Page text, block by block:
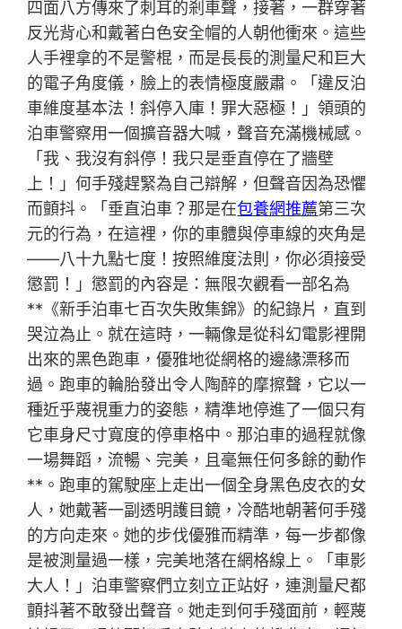
四面八方傳來了刺耳的剎車聲，接著，一群穿著
反光背心和戴著白色安全帽的人朝他衝來。這些
人手裡拿的不是警棍，而是長長的測量尺和巨大
的電子角度儀，臉上的表情極度嚴肅。「違反泊
車維度基本法！斜停入庫！罪大惡極！」領頭的
泊車警察用一個擴音器大喊，聲音充滿機械感。
「我、我沒有斜停！我只是垂直停在了牆壁
上！」何手殘趕緊為自己辯解，但聲音因為恐懼
而顫抖。「垂直泊車？那是在包養網推薦第三次
元的行為，在這裡，你的車體與停車線的夾角是
——八十九點七度！按照維度法則，你必須接受
懲罰！」懲罰的內容是：無限次觀看一部名為
**《新手泊車七百次失敗集錦》的紀錄片，直到
哭泣為止。就在這時，一輛像是從科幻電影裡開
出來的黑色跑車，優雅地從網格的邊緣漂移而
過。跑車的輪胎發出令人陶醉的摩擦聲，它以一
種近乎蔑視重力的姿態，精準地停進了一個只有
它車身尺寸寬度的停車格中。那泊車的過程就像
一場舞蹈，流暢、完美，且毫無任何多餘的動作
**。跑車的駕駛座上走出一個全身黑色皮衣的女
人，她戴著一副透明護目鏡，冷酷地朝著何手殘
的方向走來。她的步伐優雅而精準，每一步都像
是被測量過一樣，完美地落在網格線上。「車影
大人！」泊車警察們立刻立正站好，連測量尺都
顫抖著不敢發出聲音。她走到何手殘面前，輕蔑